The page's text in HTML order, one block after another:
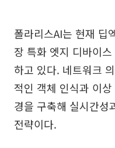
폴라리스AI는 현재 딥
장 특화 엣지 디바이
하고 있다. 네트워크
적인 객체 인식과 이
경을 구축해 실시간성
전략이다.